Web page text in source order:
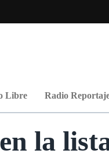
Libre Radio
la